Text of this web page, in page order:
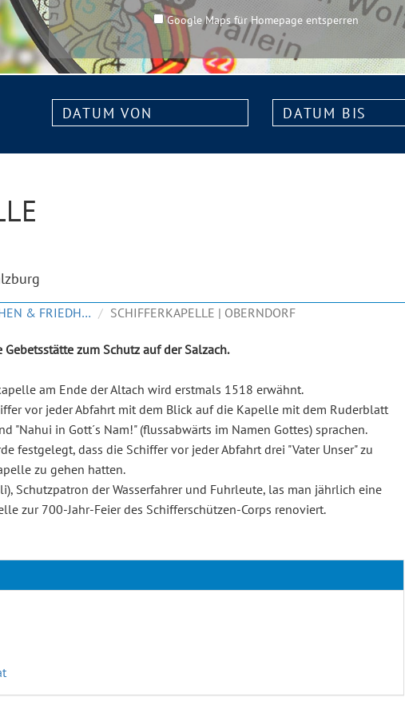
Google Maps für Homepage entsperren
Datum
von:
Datum
bis:
KIRCHEN & FRIEDHÖFE SCHIFFERKAPELLE | OBERNDORF
zum Schutz auf der Salzach.
am Ende der Altach wird erstmals 1518 erwähnt.
vor jeder Abfahrt mit dem Blick auf die Kapelle mit dem Ruderblatt
"Nahui in Gott´s Nam!" (flussabwärts im Namen Gottes) sprachen.
festgelegt, dass die Schiffer vor jeder Abfahrt drei "Vater Unser" zu
zu gehen hatten.
Schutzpatron der Wasserfahrer und Fuhrleute, las man jährlich eine
zur 700-Jahr-Feier des Schifferschützen-Corps renoviert.